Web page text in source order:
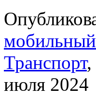
Транспорт,
июля 2024